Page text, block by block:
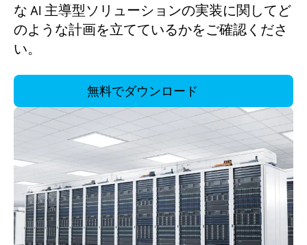
な AI 主導型ソリューションの実装に関してど
のような計画を立てているかをご確認くださ
い。
無料でダウンロード